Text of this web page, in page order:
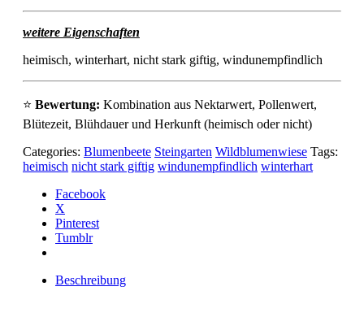
weitere Eigenschaften
heimisch, winterhart, nicht stark giftig, windunempfindlich
⭐ Bewertung: Kombination aus Nektarwert, Pollenwert,
Blütezeit, Blühdauer und Herkunft (heimisch oder nicht)
Categories: Blumenbeete Steingarten Wildblumenwiese Tags:
heimisch nicht stark giftig windunempfindlich winterhart
Facebook
X
Pinterest
Tumblr
Beschreibung